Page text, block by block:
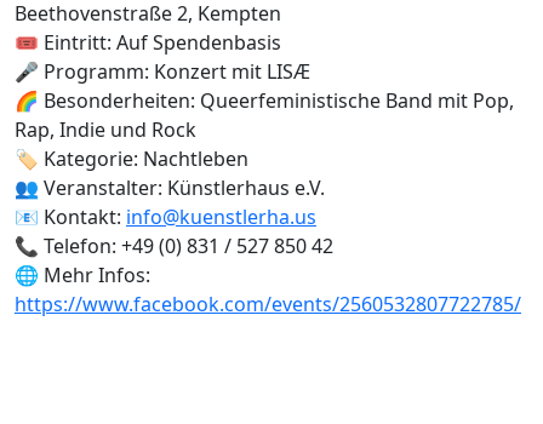
Beethovenstraße 2, Kempten
🎟️ Eintritt: Auf Spendenbasis
🎤 Programm: Konzert mit LISÆ
🌈 Besonderheiten: Queerfeministische Band mit Pop,
Rap, Indie und Rock
🏷️ Kategorie: Nachtleben
👥 Veranstalter: Künstlerhaus e.V.
📧 Kontakt: info@kuenstlerha.us
📞 Telefon: +49 (0) 831 / 527 850 42
🌐 Mehr Infos:
https://www.facebook.com/events/2560532807722785/